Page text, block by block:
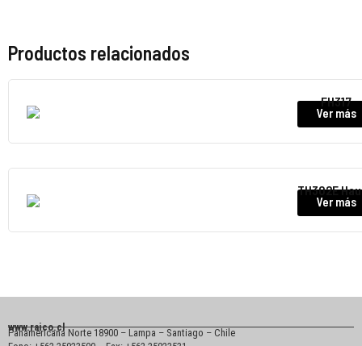
Productos relacionados
FH317
Ver más
TH302E
Ver más
www.raico.cl
Panamericana Norte 18900 – Lampa – Santiago – Chile